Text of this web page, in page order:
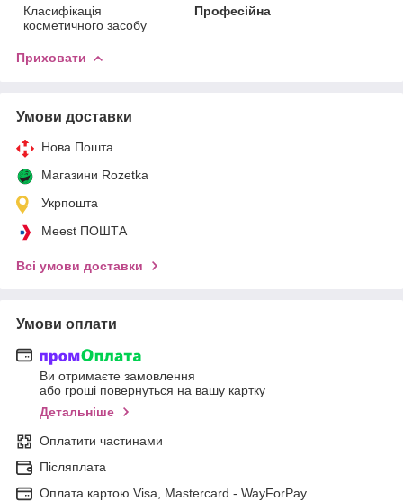
Класифікація
косметичного засобу
Професійна
Приховати
Умови доставки
Нова Пошта
Магазини Rozetka
Укрпошта
Meest ПОШТА
Всі умови доставки
Умови оплати
Ви отримаєте замовлення
або гроші повернуться на вашу картку
Детальніше
Оплатити частинами
Післяплата
Оплата картою Visa, Mastercard - WayForPay